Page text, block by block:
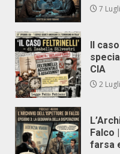
7
Il
CIA
2
Falco
farsa